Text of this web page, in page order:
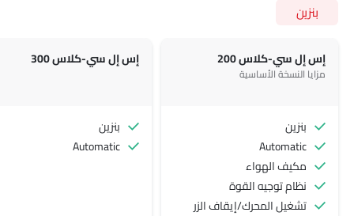
بنزين
إس إل سي-كلاس 200
مزايا النسخة الأساسية
بنزين
Automatic
مكيف الهواء
نظام توجيه القوة
تشغيل المحرك/إيقاف الزر
إس إل سي-كلاس 300
بنزين
Automatic
Link Your Facebook Account